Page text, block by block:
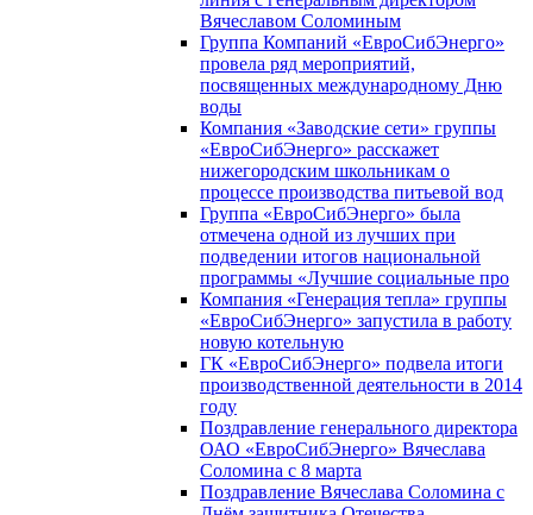
Вячеславом Соломиным
Группа Компаний «ЕвроСибЭнерго»
провела ряд мероприятий,
посвященных международному Дню
воды
Компания «Заводские сети» группы
«ЕвроСибЭнерго» расскажет
нижегородским школьникам о
процессе производства питьевой вод
Группа «ЕвроСибЭнерго» была
отмечена одной из лучших при
подведении итогов национальной
программы «Лучшие социальные про
Компания «Генерация тепла» группы
«ЕвроСибЭнерго» запустила в работу
новую котельную
ГК «ЕвроСибЭнерго» подвела итоги
производственной деятельности в 2014
году
Поздравление генерального директора
ОАО «ЕвроСибЭнерго» Вячеслава
Соломина с 8 марта
Поздравление Вячеслава Соломина с